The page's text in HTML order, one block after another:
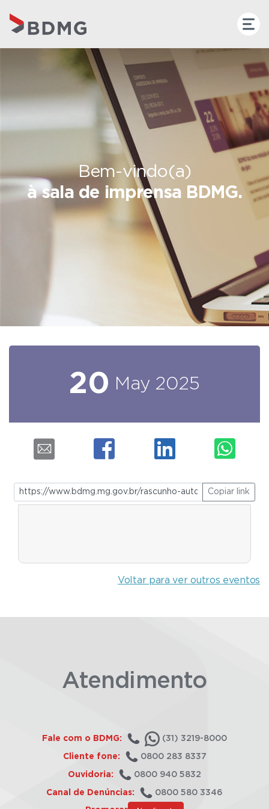
Bem-vindo(a)
à sala de imprensa BDMG.
20 May 2025
Copiar link
Voltar para ver outros eventos
Atendimento
Fale com o BDMG: (31) 3219-8000
Cliente fone: 0800 283 8337
Ouvidoria: 0800 940 5832
Canal de Denúncias: 0800 580 3346